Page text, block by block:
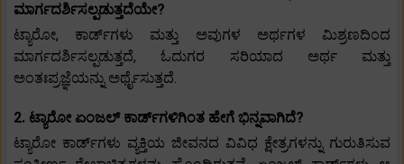
ಮಾರ್ಗದರ್ಶಿಸಲ್ಪಡುತ್ತದೆಯೇ?
ಟ್ಯಾರೋ, ಕಾರ್ಡ್‌ಗಳು ಮತ್ತು ಅವುಗಳ ಅರ್ಥಗಳ ಮಿಶ್ರಣದಿಂದ
ಮಾರ್ಗದರ್ಶಿಸಲ್ಪಡುತ್ತದೆ, ಓದುಗರ ಸರಿಯಾದ ಅರ್ಥ ಮತ್ತು
ಅಂತಃಪ್ರಜ್ಞೆಯನ್ನು ಅರ್ಥೈಸುತ್ತದೆ.
2. ಟ್ಯಾರೋ ಏಂಜಲ್ ಕಾರ್ಡ್‌ಗಳಿಗಿಂತ ಹೇಗೆ ಭಿನ್ನವಾಗಿದೆ?
ಟ್ಯಾರೋ ಕಾರ್ಡ್‌ಗಳು ವ್ಯಕ್ತಿಯ ಜೀವನದ ವಿವಿಧ ಕ್ಷೇತ್ರಗಳನ್ನು ಗುರುತಿಸುವ